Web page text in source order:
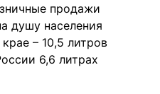
продажи
душу населения
– 10,5 литров
6,6 литрах